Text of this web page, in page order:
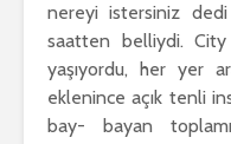
nereyi istersiniz
saatten belliydi.
yaşıyordu, her yer
eklenince açık tenli
bay- bayan